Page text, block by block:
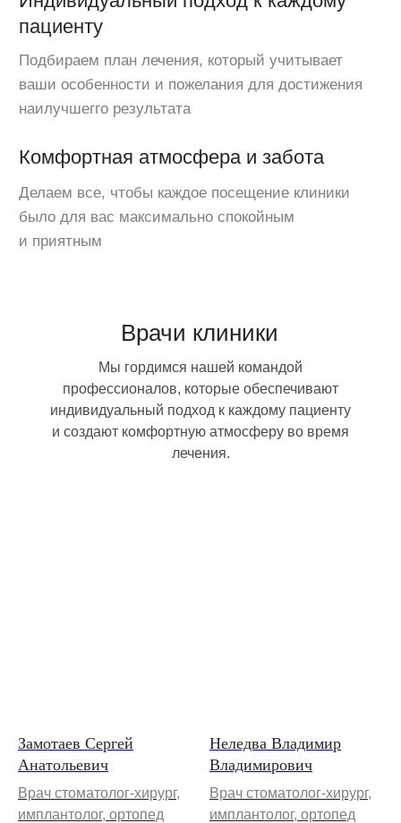
Врачи клиники
Мы гордимся нашей командой
профессионалов, которые обеспечивают
индивидуальный подход к каждому пациенту
и создают комфортную атмосферу во время
лечения.
Замотаев Сергей
Анатольевич
Врач стоматолог-хирург,
имплантолог, ортопед
Неледва Владимир
Владимирович
Врач стоматолог-хирург,
имплантолог, ортопед